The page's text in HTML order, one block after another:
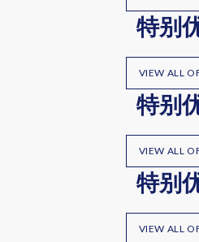
特别
VIEW ALL
特别
VIEW ALL
特别
VIEW ALL